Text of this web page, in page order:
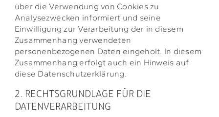
über die Verwendung von Cookies zu
Analysezwecken informiert und seine
Einwilligung zur Verarbeitung der in diesem
Zusammenhang verwendeten
personenbezogenen Daten eingeholt. In diesem
Zusammenhang erfolgt auch ein Hinweis auf
diese Datenschutzerklärung.
2. RECHTSGRUNDLAGE FÜR DIE
DATENVERARBEITUNG